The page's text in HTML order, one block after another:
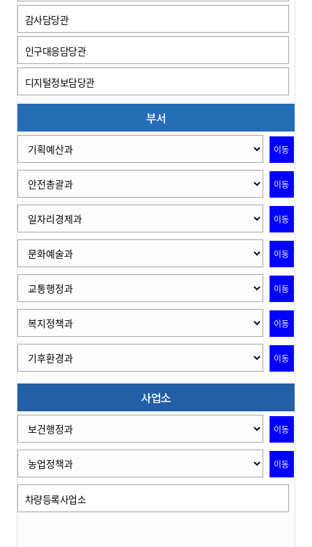
감사담당관
인구대응담당관
디지털정보담당관
부서
이동
이동
이동
이동
이동
이동
이동
사업소
이동
이동
차량등록사업소